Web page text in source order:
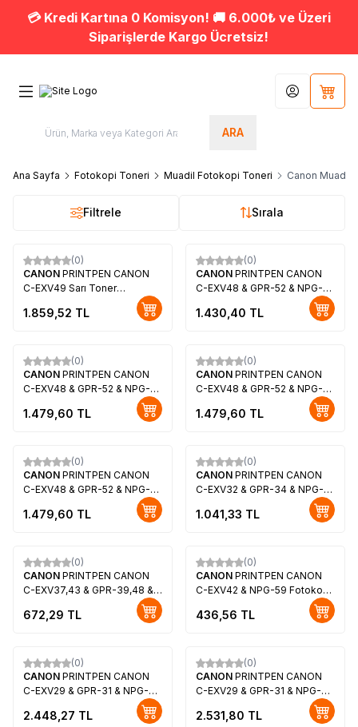
💳 Kredi Kartına 0 Komisyon! 🚚 6.000₺ ve Üzeri
Siparişlerde Kargo Ücretsiz!
ARA
Hesabım
Ana Sayfa Fotokopi Toneri Muadil Fotokopi Toneri Canon Muadil
Filtrele Sırala
(0)
CANON PRINTPEN CANON
C-EXV49 Sarı Toner
1.859,52 TL
(0)
CANON PRINTPEN CANON
C-EXV48 & GPR-52 & NPG-
66 Siyah Fotokopi Toneri
(310Gr16.5k)
1.430,40 TL
(0)
CANON PRINTPEN CANON
C-EXV48 & GPR-52 & NPG-
66 Mavi Fotokopi Toneri
(190Gr11.5k)
1.479,60 TL
(0)
CANON PRINTPEN CANON
C-EXV48 & GPR-52 & NPG-
66 Kırmızı Fotokopi Toneri
(190Gr11.5k)
1.479,60 TL
(0)
CANON PRINTPEN CANON
C-EXV48 & GPR-52 & NPG-
(190Gr11.5k)
1.479,60 TL
(0)
CANON PRINTPEN CANON
C-EXV32 & GPR-34 & NPG-
(900Gr19,4k)
1.041,33 TL
(0)
CANON PRINTPEN CANON
C-EXV37,43 & GPR-39,48 &
NPG-55,61 Fotokopi Toneri
(580Gr15,1k)
672,29 TL
(0)
CANON PRINTPEN CANON
C-EXV42 & NPG-59 Fotokopi
436,56 TL
(0)
CANON PRINTPEN CANON
C-EXV29 & GPR-31 & NPG-46
(740Gr36k)
2.448,27 TL
(0)
CANON PRINTPEN CANON
C-EXV29 & GPR-31 & NPG-46
(484Gr27k)
2.531,80 TL